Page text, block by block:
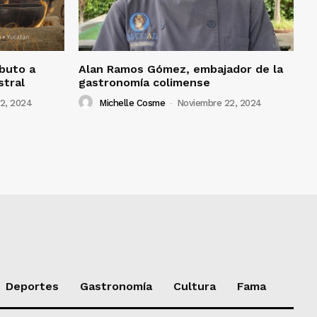
a
2024
Alan Ramos Gómez, embajador de la
gastronomía colimense
Michelle Cosme - Noviembre 22, 2024
Deportes Gastronomía Cultura Fama